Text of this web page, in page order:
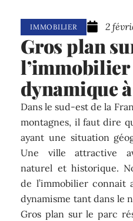
IMMOBILIER 2
Gros plan
l’immobilier
dynamique
Dans le sud-est de la
montagnes, il faut dire
ayant une situation
Une ville attractive
naturel et historique.
de l’immobilier connait
dynamisme tant dans le
Gros plan sur le parc